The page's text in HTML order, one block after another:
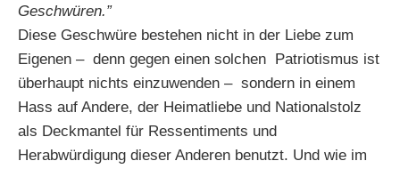
Geschwüren.”
Diese Geschwüre bestehen nicht in der Liebe zum
Eigenen – denn gegen einen solchen Patriotismus ist
überhaupt nichts einzuwenden – sondern in einem
Hass auf Andere, der Heimatliebe und Nationalstolz
als Deckmantel für Ressentiments und
Herabwürdigung dieser Anderen benutzt. Und wie im